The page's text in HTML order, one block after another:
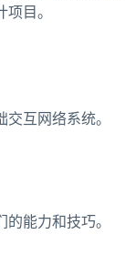
目。
互网络系统。
能力和技巧。